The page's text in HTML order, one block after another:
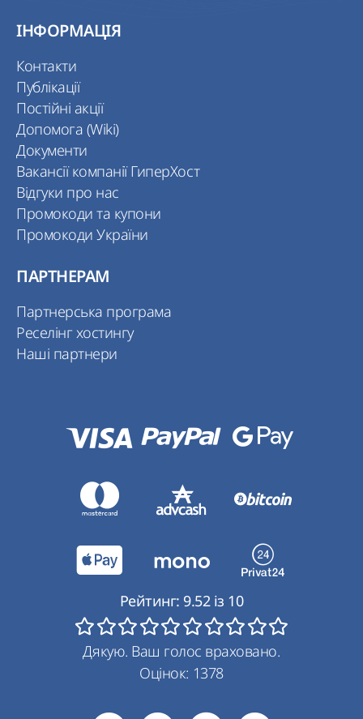
ІНФОРМАЦІЯ
Контакти
Публікації
Постійні акції
Допомога (Wiki)
Документи
Вакансії компанії ГиперХост
Відгуки про нас
Промокоди та купони
Промокоди України
ПАРТНЕРАМ
Партнерська програма
Реселінг хостингу
Наші партнери
Рейтинг: 9.52із 10
Дякую. Ваш голос враховано.
Оцінок: 1378